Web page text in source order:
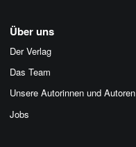
Über uns
Der Verlag
Das Team
Unsere Autorinnen und Autoren
Jobs